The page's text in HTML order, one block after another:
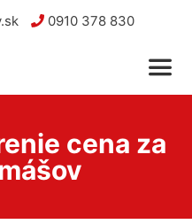
0910 378 830
cena za